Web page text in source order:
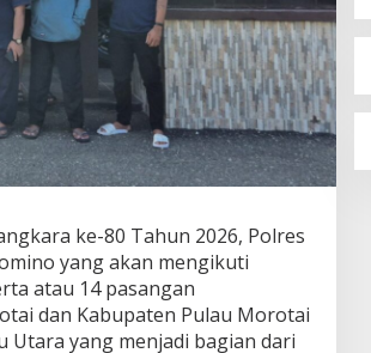
ke-80 Tahun 2026, Polres
yang akan mengikuti
atau 14 pasangan
dan Kabupaten Pulau Morotai
Utara yang menjadi bagian dari